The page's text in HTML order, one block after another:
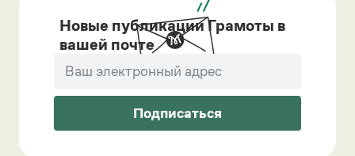
Новые публикации Грамоты в
вашей почте
Подписаться